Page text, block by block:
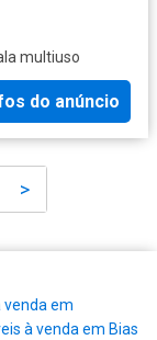
multiuso
do anúncio
>
venda em
à venda em Bias